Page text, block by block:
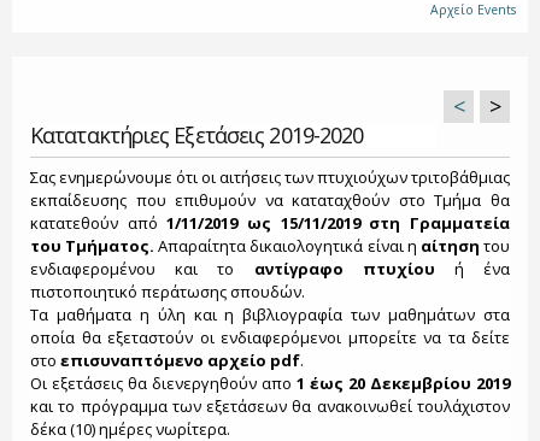
Αρχείο Events
Κατατακτήριες Εξετάσεις 2019-2020
< >
Σας ενημερώνουμε ότι οι αιτήσεις των πτυχιούχων τριτοβάθμιας
εκπαίδευσης που επιθυμούν να καταταχθούν στο Τμήμα θα
κατατεθούν από 1/11/2019 ως 15/11/2019 στη Γραμματεία
του Τμήματος. Απαραίτητα δικαιολογητικά είναι η αίτησητου
ενδιαφερομένου και το αντίγραφο πτυχίου ή ένα
πιστοποιητικό περάτωσης σπουδών.
Τα μαθήματα η ύλη και η βιβλιογραφία των μαθημάτων στα
οποία θα εξεταστούν οι ενδιαφερόμενοι μπορείτε να τα δείτε
στο επισυναπτόμενο αρχείο pdf.
Οι εξετάσεις θα διενεργηθούν απο 1 έως 20 Δεκεμβρίου 2019
και το πρόγραμμα των εξετάσεων θα ανακοινωθεί τουλάχιστον
δέκα (10) ημέρες νωρίτερα.